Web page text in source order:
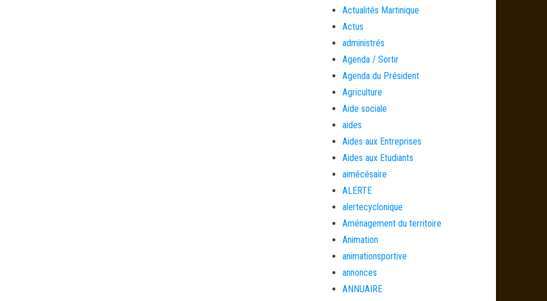
Actualités Martinique
Actus
administrés
Agenda / Sortir
Agenda du Président
Agriculture
Aide sociale
aides
Aides aux Entreprises
Aides aux Etudiants
aimécésaire
ALERTE
alertecyclonique
Aménagement du territoire
Animation
animationsportive
annonces
ANNUAIRE